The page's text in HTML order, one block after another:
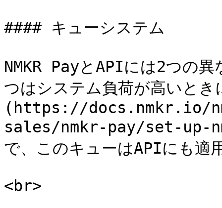
#### キューシステム
NMKR PayとAPIには2つの
つはシステム負荷が高いと
(https://docs.nmkr.io/
sales/nmkr-pay/set-up-
で、このキューはAPIにも適
<br>